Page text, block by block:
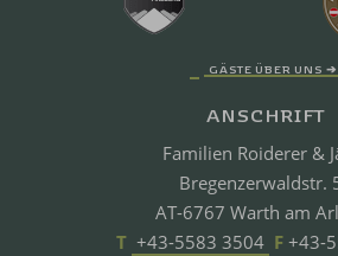
GÄSTE ÜBER UNS ➔
ANSCHRIFT
Familien Roiderer &
Bregenzerwaldstr.
AT-6767 Warth am
T +43-5583 3504 F+43-